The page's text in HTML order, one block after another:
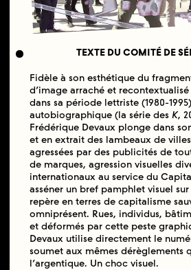
TEXTE DU COMITÉ DE
Fidèle à son esthétique du
d’image arraché et
dans sa période lettriste (1980-
autobiographique (la série des K,
Frédérique Devaux plonge dans
et en extrait des lambeaux de
agressées par des publicités de
de marques, agression visuelles
internationaux au service du
asséner un bref pamphlet visuel
repère en terres de capitalisme
omniprésent. Rues, individus,
et déformés par cette peste
Devaux utilise directement le
soumet aux mêmes dérèglements
l’argentique. Un choc visuel.